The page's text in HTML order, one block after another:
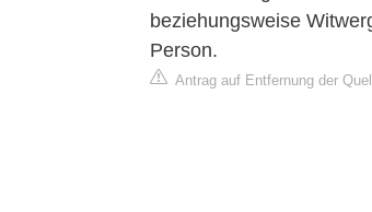
beziehungsweise
Person.
Antrag auf Entfernung der